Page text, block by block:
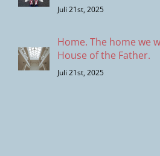
Juli 21st, 2025
Home. The home we
House of the Father.
Juli 21st, 2025